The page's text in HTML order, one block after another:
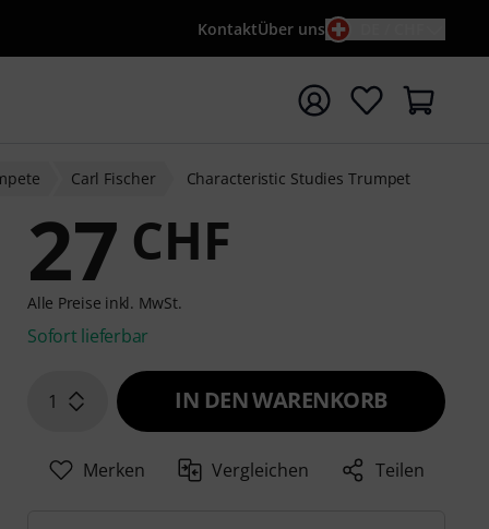
KontaktÜber uns
mit Suchwort {searchTerm} starten
Carl Fischer Characteristic Studies Trumpet
27 CHF
Alle Preise inkl. MwSt.
Sofort lieferbar
1 IN DEN WARENKORB
Merken Vergleichen Teilen